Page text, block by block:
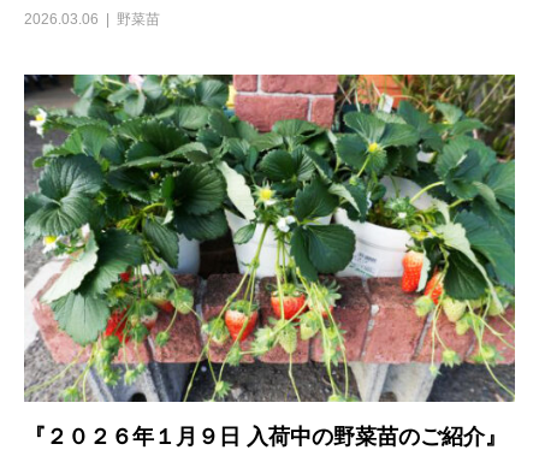
2026.03.06 野菜苗
『２０２６年１月９日 入荷中の野菜苗のご紹介』